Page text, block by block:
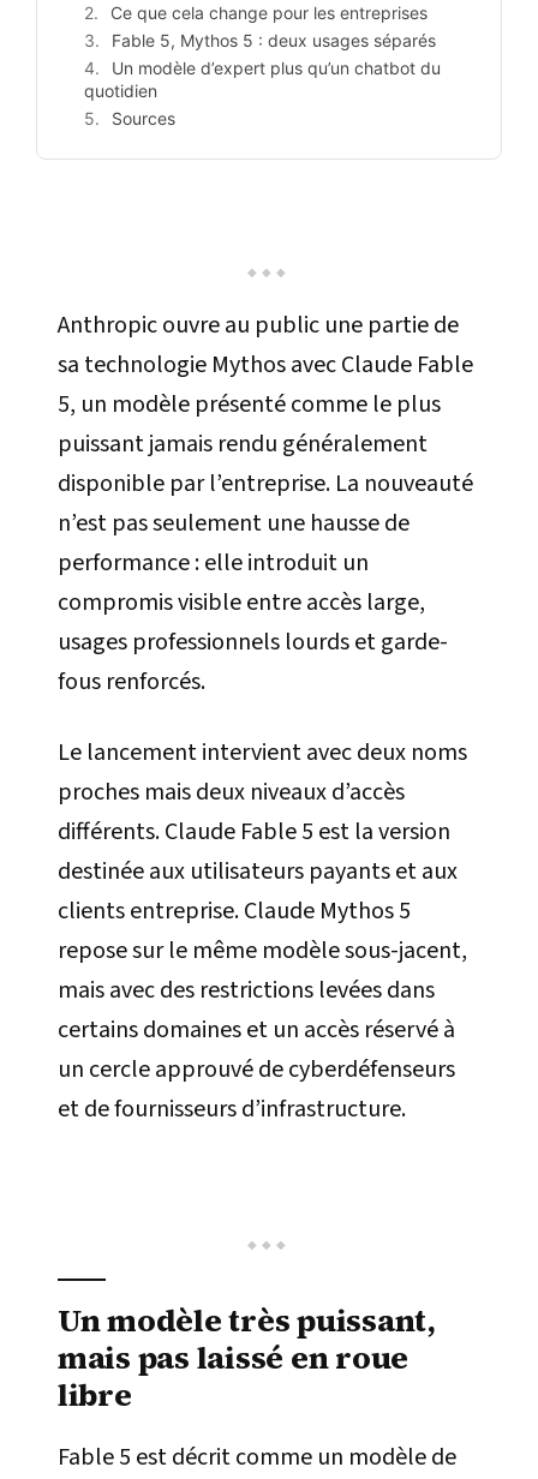
Ce que cela change pour les entreprises
Fable 5, Mythos 5 : deux usages séparés
Un modèle d’expert plus qu’un chatbot du
quotidien
Sources
Anthropic ouvre au public une partie de
sa technologie Mythos avec Claude Fable
5, un modèle présenté comme le plus
puissant jamais rendu généralement
disponible par l’entreprise. La nouveauté
n’est pas seulement une hausse de
performance : elle introduit un
compromis visible entre accès large,
usages professionnels lourds et garde-
fous renforcés.
Le lancement intervient avec deux noms
proches mais deux niveaux d’accès
différents. Claude Fable 5 est la version
destinée aux utilisateurs payants et aux
clients entreprise. Claude Mythos 5
repose sur le même modèle sous-jacent,
mais avec des restrictions levées dans
certains domaines et un accès réservé à
un cercle approuvé de cyberdéfenseurs
et de fournisseurs d’infrastructure.
Un modèle très puissant,
mais pas laissé en roue
libre
Fable 5 est décrit comme un modèle de